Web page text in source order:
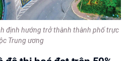
định hướng trở thành thành phố trực
Trung ương